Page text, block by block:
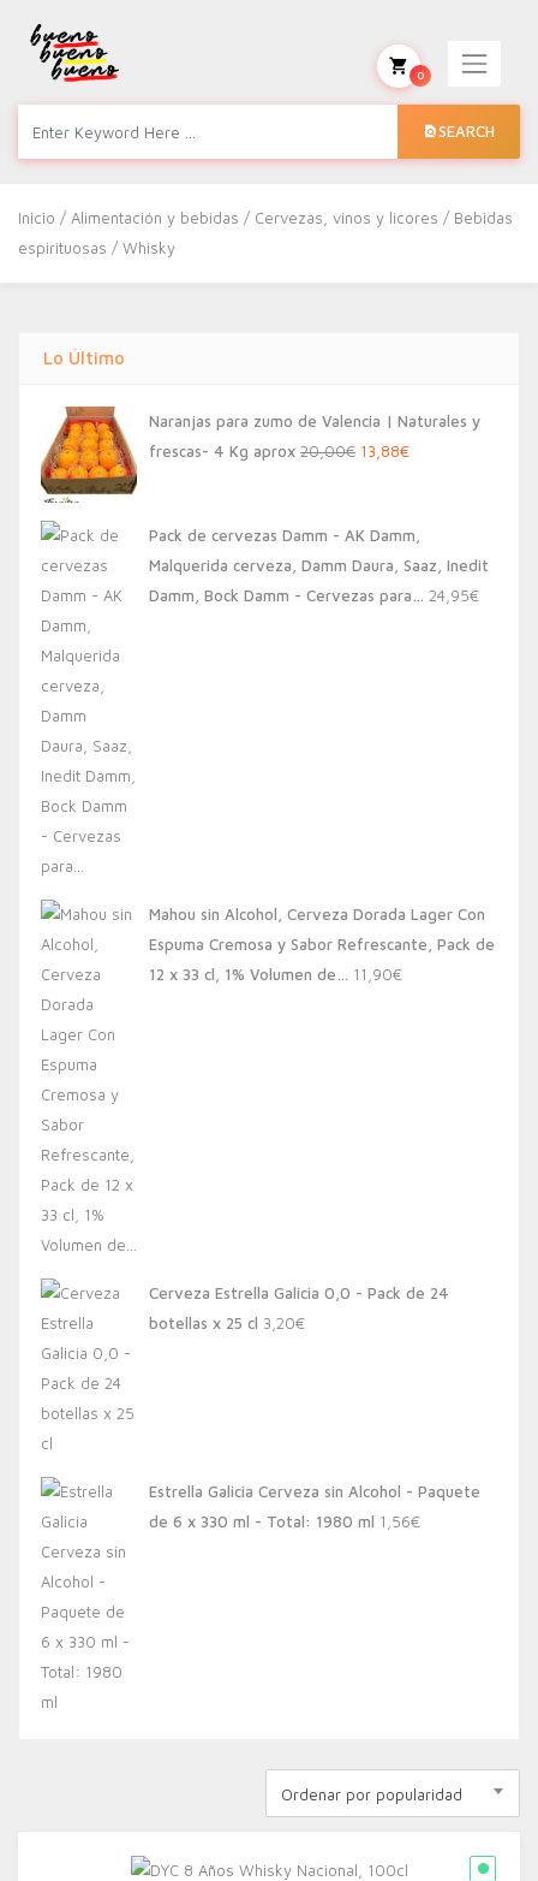
SEARCH
0
Inicio /Alimentación y bebidas / Cervezas, vinos y licores / Bebidas
espirituosas / Whisky
Lo Último
Naranjas para zumo de Valencia | Naturales y
frescas- 4 Kg aprox 20,00€ El
era:
20,00€.
13,88€El
es:
13,88€.
Pack de cervezas Damm - AK Damm,
Malquerida cerveza, Damm Daura, Saaz, Inedit
Damm, Bock Damm - Cervezas para… 24,95€
Mahou sin Alcohol, Cerveza Dorada Lager Con
Espuma Cremosa y Sabor Refrescante, Pack de
12 x 33 cl, 1% Volumen de… 11,90€
Cerveza Estrella Galicia 0,0 - Pack de 24
botellas x 25 cl 3,20€
Estrella Galicia Cerveza sin Alcohol - Paquete
de 6 x 330 ml - Total: 1980 ml 1,56€
Ordenar por popularidad